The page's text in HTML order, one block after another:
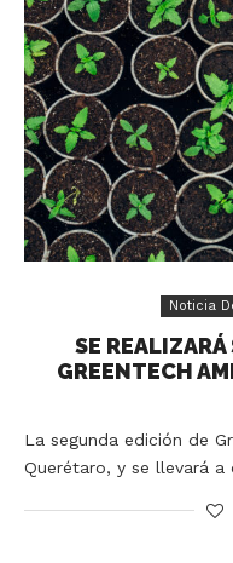
Noticia
SE
GREENTECH
La segunda edición de
Querétaro, y se llevará